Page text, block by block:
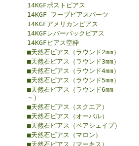
14KGFポストピアス
14KGF フープピアスパーツ
14KGFアメリカンピアス
14KGFレバーバックピアス
14KGFピアス空枠
■天然石ピアス（ラウンド2mm）
■天然石ピアス（ラウンド3mm）
■天然石ピアス（ラウンド4mm）
■天然石ピアス（ラウンド5mm）
■天然石ピアス（ラウンド6mm
～）
■天然石ピアス（スクエア）
■天然石ピアス（オーバル）
■天然石ピアス（ペアシェイプ）
■天然石ピアス（マロン）
■天然石ピアス（マーキス）